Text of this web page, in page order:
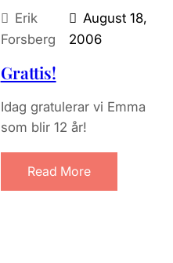
Erik
Forsberg
August 18,
2006
Grattis!
Idag gratulerar vi Emma
som blir 12 år!
Read More